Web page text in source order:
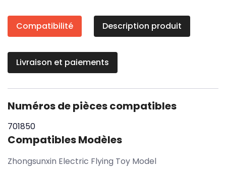
Compatibilité Description produit
Livraison et paiements
Numéros de pièces compatibles
701850
Compatibles Modèles
Zhongsunxin Electric Flying Toy Model